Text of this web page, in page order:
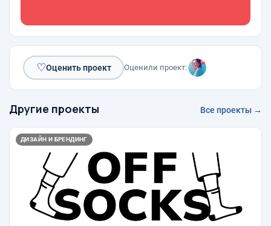
♡Оценить проект Оценили проект:
Другие проекты Все проекты →
ДИЗАЙН И БРЕНДИНГ